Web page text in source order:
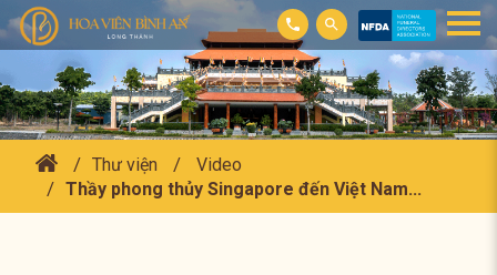
Thư viện
Video
Thầy phong thủy Singapore đến Việt Nam...